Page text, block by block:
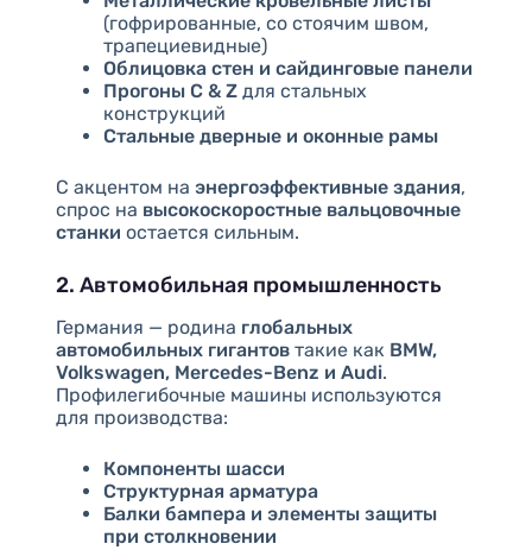
(гофрированные, со стоячим швом,
трапециевидные)
Облицовка стен и сайдинговые панели
Прогоны C & Zдля стальных
конструкций
Стальные дверные и оконные рамы
С акцентом на энергоэффективные здания,
спрос на высокоскоростные вальцовочные
станки остается сильным.
2. Автомобильная промышленность
Германия — родина глобальных
автомобильных гигантовтакие как BMW,
Volkswagen, Mercedes-Benz и Audi.
Профилегибочные машины используются
для производства:
Компоненты шасси
Структурная арматура
Балки бампера и элементы защиты
при столкновении